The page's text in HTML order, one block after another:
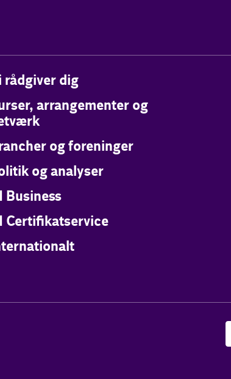
rådgiver dig
arrangementer og
og foreninger
og analyser
Business
Certifikatservice